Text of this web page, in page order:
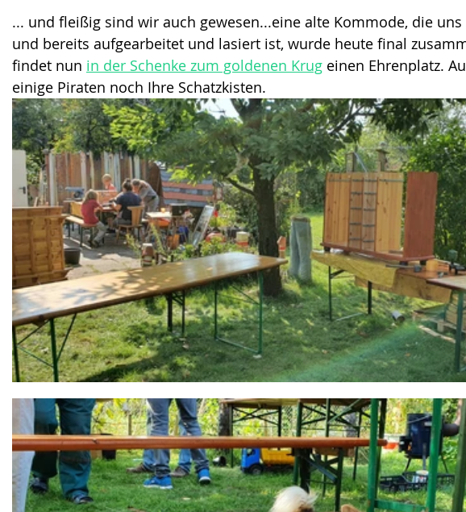
... und fleißig sind wir auch gewesen...eine alte Kommode, die
und bereits aufgearbeitet und lasiert ist, wurde heute final
findet nun in der Schenke zum goldenen Krug einen Ehrenplatz.
einige Piraten noch Ihre Schatzkisten.